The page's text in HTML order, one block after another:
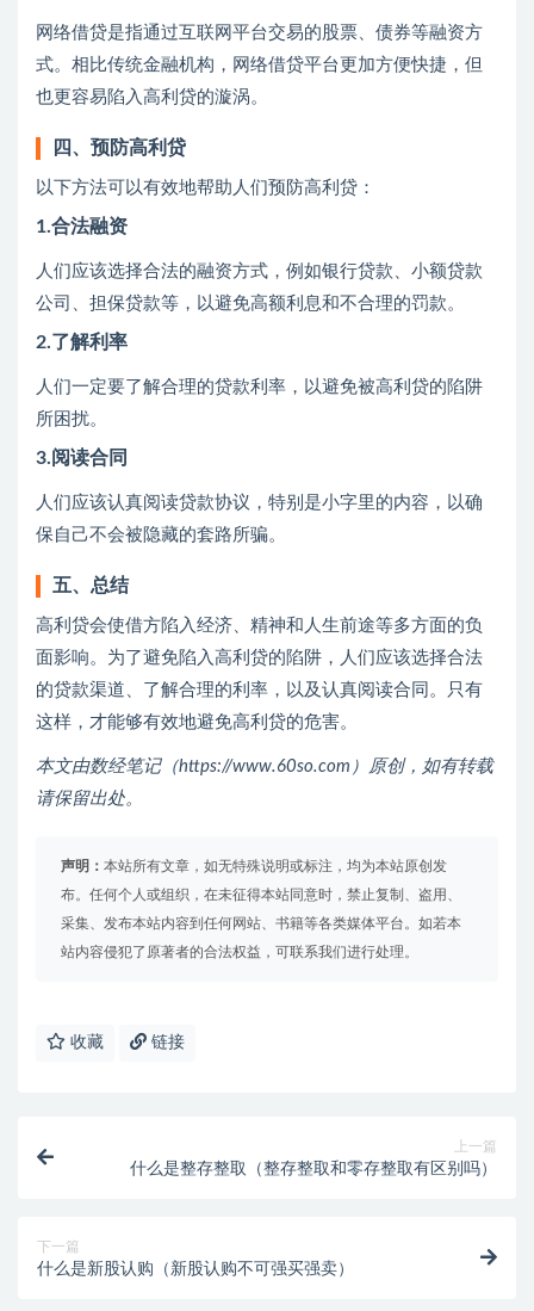
网络借贷是指通过互联网平台交易的股票、债券等融资方
式。相比传统金融机构，网络借贷平台更加方便快捷，但
也更容易陷入高利贷的漩涡。
四、预防高利贷
以下方法可以有效地帮助人们预防高利贷：
1.合法融资
人们应该选择合法的融资方式，例如银行贷款、小额贷款
公司、担保贷款等，以避免高额利息和不合理的罚款。
2.了解利率
人们一定要了解合理的贷款利率，以避免被高利贷的陷阱
所困扰。
3.阅读合同
人们应该认真阅读贷款协议，特别是小字里的内容，以确
保自己不会被隐藏的套路所骗。
五、总结
高利贷会使借方陷入经济、精神和人生前途等多方面的负
面影响。为了避免陷入高利贷的陷阱，人们应该选择合法
的贷款渠道、了解合理的利率，以及认真阅读合同。只有
这样，才能够有效地避免高利贷的危害。
本文由数经笔记（https://www.60so.com）原创，如有转载
请保留出处。
声明： 本站所有文章，如无特殊说明或标注，均为本站原创发
布。任何个人或组织，在未征得本站同意时，禁止复制、盗用、
采集、发布本站内容到任何网站、书籍等各类媒体平台。如若本
站内容侵犯了原著者的合法权益，可联系我们进行处理。
收藏 链接
上一篇
什么是整存整取（整存整取和零存整取有区别吗）
下一篇
什么是新股认购（新股认购不可强买强卖）